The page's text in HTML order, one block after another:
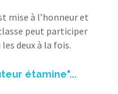
mise à l’honneur et
peut participer
deux à la fois.
étamine"...